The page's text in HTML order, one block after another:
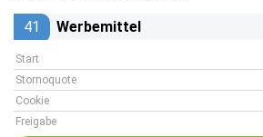
41 Werbemittel
Start
Stornoquote
Cookie
Freigabe